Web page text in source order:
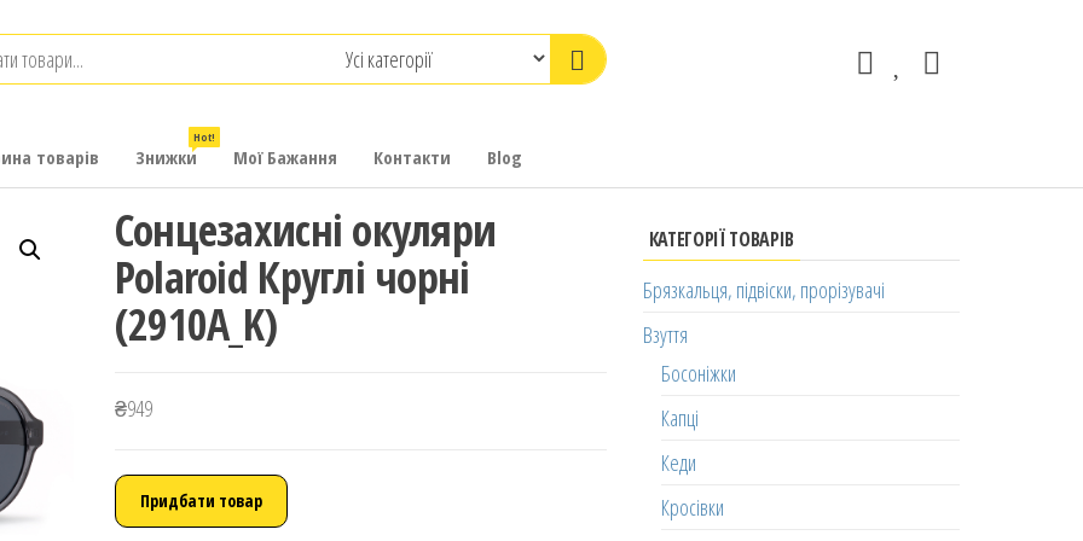
товарів Знижки
Hot!
Мої Бажання Контакти Blog
Сонцезахисні окуляри
Polaroid Круглі чорні
(2910A_K)
₴949
Придбати товар
КАТЕГОРІЇ ТОВАРІВ
Брязкальця, підвіски, прорізувачі
Взуття
Босоніжки
Капці
Кеди
Кросівки